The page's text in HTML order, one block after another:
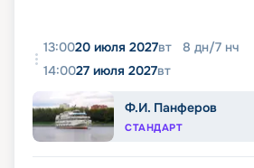
13:0020 июля 2027вт 8 дн/7 нч
14:0027 июля 2027вт
Ф.И. Панферов
СТАНДАРТ